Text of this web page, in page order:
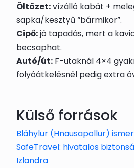
Öltözet:vízálló kabát +
sapka/kesztyű “bármikor”.
Cipő:jó tapadás, mert a
becsaphat.
Autó/út: F-utaknál 4×4
folyóátkelésnél pedig extra
Külső források
Bláhylur (Hnausapollur)
SafeTravel: hivatalos
Izlandra